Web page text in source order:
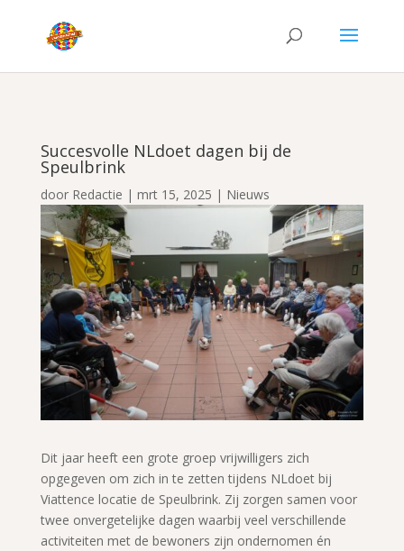
Succesvolle NLdoet dagen bij de
Speulbrink
door Redactie | mrt 15, 2025 | Nieuws
Dit jaar heeft een grote groep vrijwilligers zich
opgegeven om zich in te zetten tijdens NLdoet bij
Viattence locatie de Speulbrink. Zij zorgen samen voor
twee onvergetelijke dagen waarbij veel verschillende
activiteiten met de bewoners zijn ondernomen én